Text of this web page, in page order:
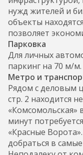
нужд жителей и
объекты
позволяет
Парковка
Для личных
паркинг на 70 м/м.
Метро и
Рядом с деловым
стр. 2 находится
«Комсомольская»
минут
«Красные
добраться в